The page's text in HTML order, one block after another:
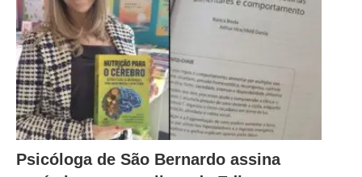
Psicóloga de São Bernardo assina